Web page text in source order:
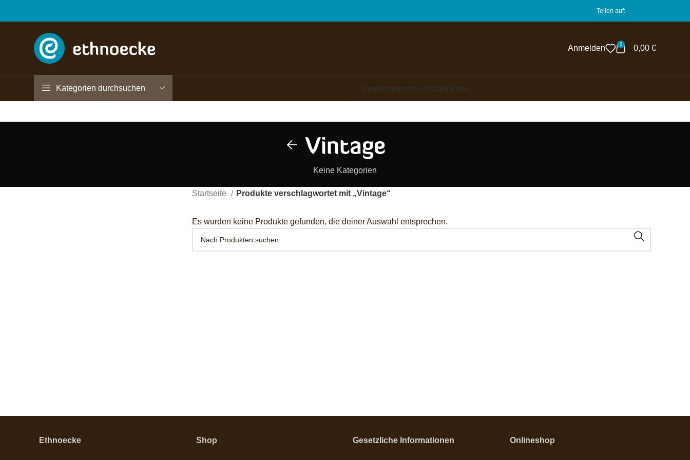
Teilen auf:
Anmelden 0 0,00 €
Kategorien durchsuchen ShopAngeboteGutscheinkarte
Vintage
Keine Kategorien
Startseite Produkte verschlagwortet mit „Vintage“
Es wurden keine Produkte gefunden, die deiner Auswahl entsprechen.
Ethnoecke Shop Gesetzliche Informationen Onlineshop